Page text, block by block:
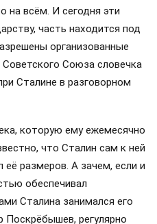
на всём. И сегодня эти
часть находится под
организованные
Советского Союза словечка
Сталине в разговорном
которую ему ежемесячно
что Сталин сам к ней
её размеров. А зачем, если и
обеспечивал
Сталина занимался его
регулярно